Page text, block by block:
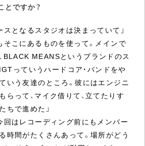
とですか？
スとなるスタジオは決まっていて」
そこにあるものを使って。メインで
BLACK MEANSというブランドのス
っていうハードコア・バンドをや
いう友達のところ。彼にはエンジニ
らって、マイク借りて、立てたりす
ちで進めた」
回はレコーディング前にもメンバー
時間がたくさんあって。場所がどう